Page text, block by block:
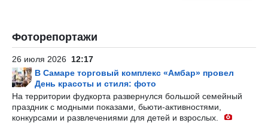
Фоторепортажи
26 июля 2026 12:17
В Самаре торговый комплекс «Амбар» провел
День красоты и стиля: фото
На территории фудкорта развернулся большой семейный
праздник с модными показами, бьюти-активностями,
конкурсами и развлечениями для детей и взрослых.